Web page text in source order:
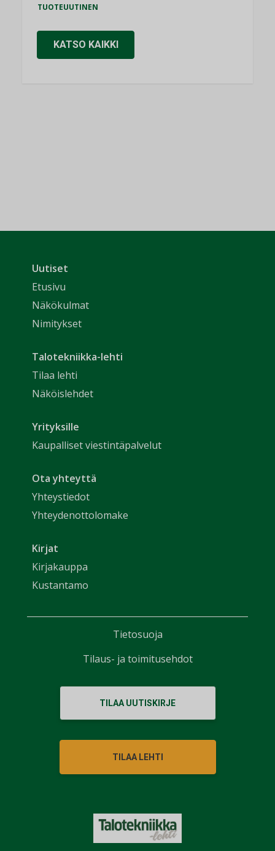
TUOTEUUTINEN
KATSO KAIKKI
Uutiset
Etusivu
Näkökulmat
Nimitykset
Talotekniikka-lehti
Tilaa lehti
Näköislehdet
Yrityksille
Kaupalliset viestintäpalvelut
Ota yhteyttä
Yhteystiedot
Yhteydenottolomake
Kirjat
Kirjakauppa
Kustantamo
TILAA UUTISKIRJE
TILAA LEHTI
Tietosuoja
Tilaus- ja toimitusehdot